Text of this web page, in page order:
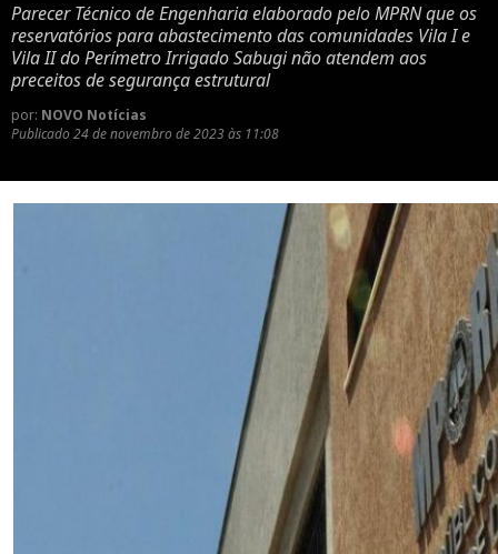
Parecer Técnico de Engenharia elaborado pelo MPRN que os
reservatórios para abastecimento das comunidades Vila I e
Vila II do Perímetro Irrigado Sabugi não atendem aos
preceitos de segurança estrutural
por: NOVO Notícias
Publicado 24 de novembro de 2023 às 11:08